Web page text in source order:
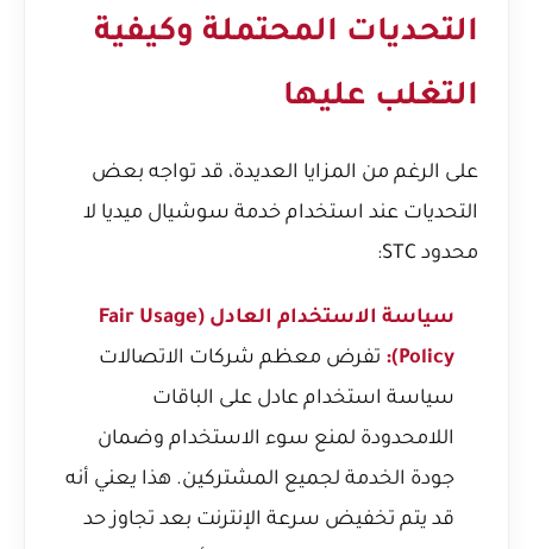
التحديات المحتملة وكيفية
التغلب عليها
على الرغم من المزايا العديدة، قد تواجه بعض
التحديات عند استخدام خدمة سوشيال ميديا لا
محدود STC:
سياسة الاستخدام العادل (Fair Usage
Policy):
تفرض معظم شركات الاتصالات
سياسة استخدام عادل على الباقات
اللامحدودة لمنع سوء الاستخدام وضمان
جودة الخدمة لجميع المشتركين. هذا يعني أنه
قد يتم تخفيض سرعة الإنترنت بعد تجاوز حد